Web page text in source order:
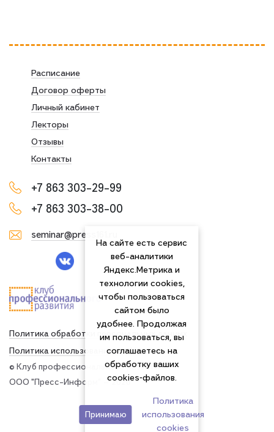
Политика обработки персональных данных
Политика использования сookies
© Клуб профессионального развития
ООО "Пресс-Информ" — 2026
Расписание
Договор оферты
Личный кабинет
Лекторы
Отзывы
Контакты
+7 863 303-29-99
+7 863 303-38-00
seminar@press161.ru
На сайте есть сервис
веб-аналитики
Яндекс.Метрика и
технологии cookies,
чтобы пользоваться
сайтом было
удобнее. Продолжая
им пользоваться, вы
соглашаетесь на
обработку ваших
cookies‑файлов.
Принимаю
Политика
использования
сookies